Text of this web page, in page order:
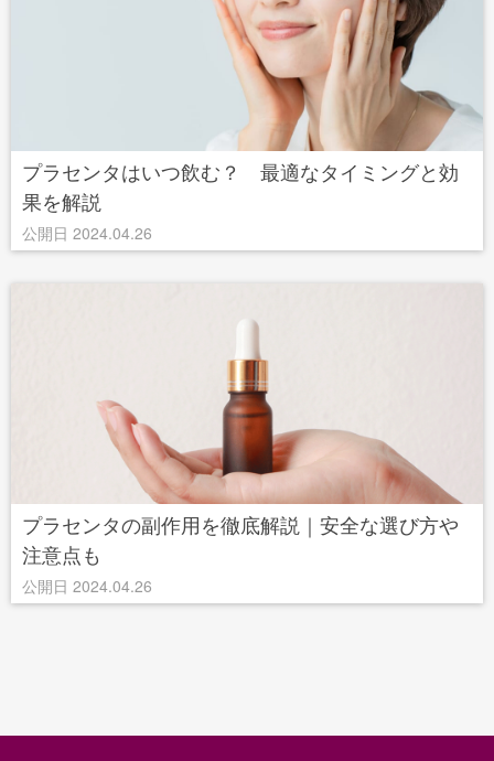
プラセンタはいつ飲む？ 最適なタイミングと効
果を解説
公開日 2024.04.26
プラセンタの副作用を徹底解説｜安全な選び方や
注意点も
公開日 2024.04.26